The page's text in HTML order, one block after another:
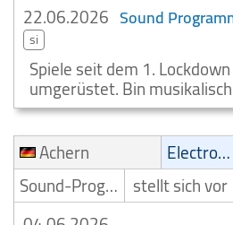
22.06.2026 Sound
si
Spiele seit dem 1.
umgerüstet. Bin
Achern
Electronic
Sound-Programmierer stellt sich vor